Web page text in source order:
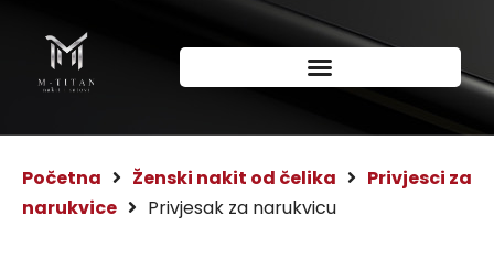
Početna Ženski nakit od čelika
Privjesci za
narukvice
Privjesak za narukvicu